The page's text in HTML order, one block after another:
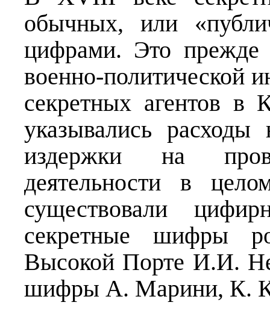
обычных, или
цифрами. Это прежде
военно-политической
секретных агентов в
указывались
издержки на
деятельности в
существовали
секретные шифры
Высокой Порте И.И.
шифры А. Марини, К.